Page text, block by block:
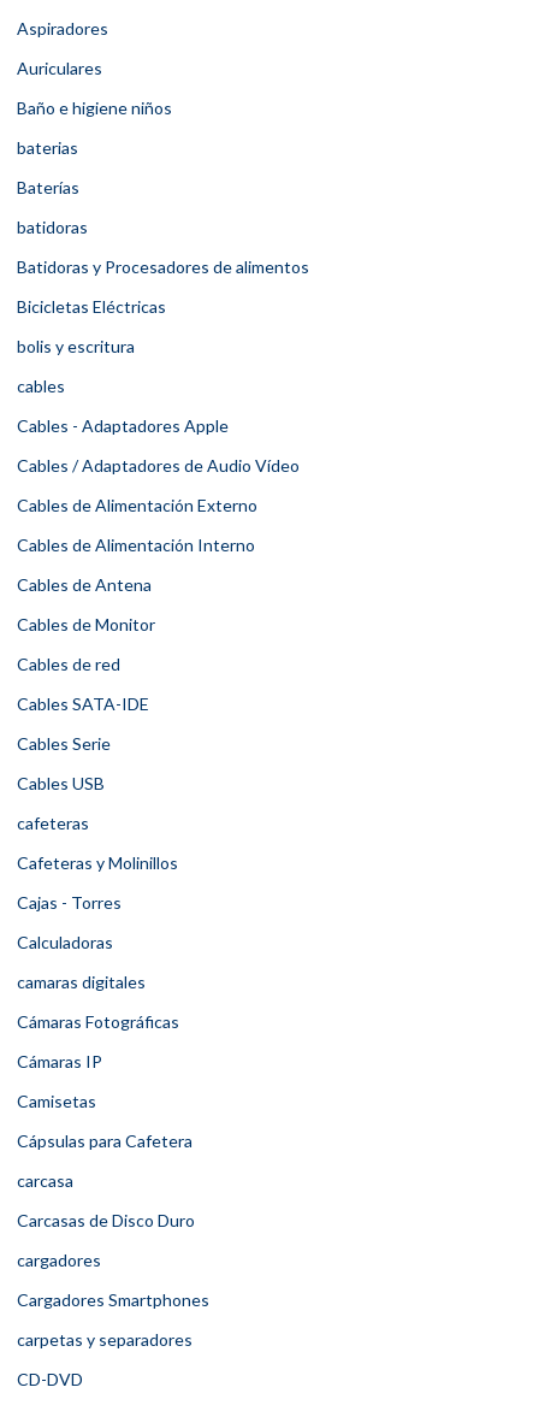
Aspiradores
Auriculares
Baño e higiene niños
baterias
Baterías
batidoras
Batidoras y Procesadores de alimentos
Bicicletas Eléctricas
bolis y escritura
cables
Cables - Adaptadores Apple
Cables / Adaptadores de Audio Vídeo
Cables de Alimentación Externo
Cables de Alimentación Interno
Cables de Antena
Cables de Monitor
Cables de red
Cables SATA-IDE
Cables Serie
Cables USB
cafeteras
Cafeteras y Molinillos
Cajas - Torres
Calculadoras
camaras digitales
Cámaras Fotográficas
Cámaras IP
Camisetas
Cápsulas para Cafetera
carcasa
Carcasas de Disco Duro
cargadores
Cargadores Smartphones
carpetas y separadores
CD-DVD